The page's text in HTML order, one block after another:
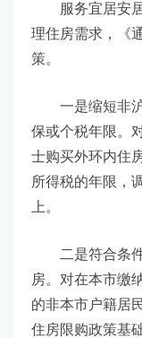
服务宜居安居
理住房需求，《
策。
一是缩短非沪
保或个税年限。
士购买外环内住
所得税的年限，
上。
二是符合条件
房。对在本市缴
的非本市户籍居
住房限购政策基